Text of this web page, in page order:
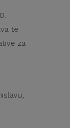
te
za